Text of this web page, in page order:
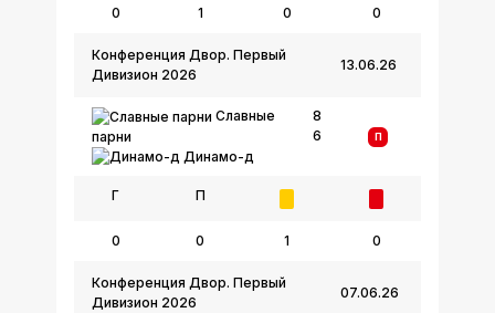
0 1 0 0
13.06.26
Конференция Двор. Первый
Дивизион 2026
Славные
парни
Динамо-д
8
6
П
Г П
0 0 1 0
07.06.26
Конференция Двор. Первый
Дивизион 2026